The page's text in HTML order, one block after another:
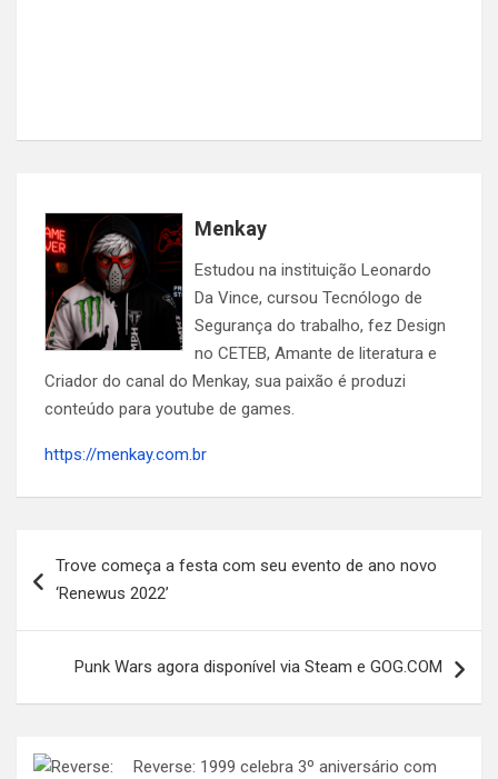
Menkay
Estudou na instituição Leonardo
Da Vince, cursou Tecnólogo de
Segurança do trabalho, fez Design
no CETEB, Amante de literatura e
Criador do canal do Menkay, sua paixão é produzi
conteúdo para youtube de games.
https://menkay.com.br
de
Trove começa a festa com seu evento de ano novo
‘Renewus 2022’
Punk Wars agora disponível via Steam e GOG.COM
Reverse: 1999 celebra 3º aniversário com